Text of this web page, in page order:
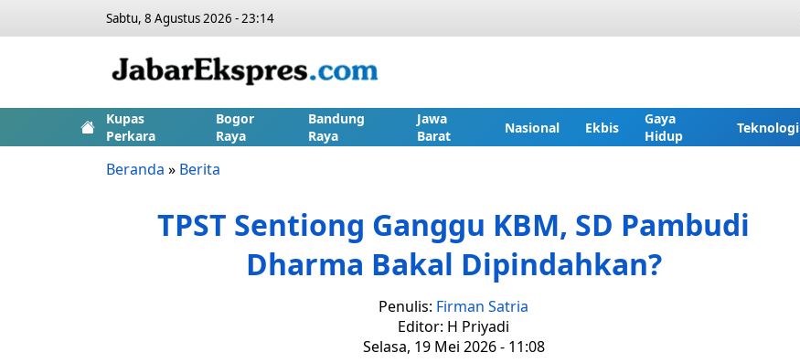
Sabtu, 8 Agustus 2026 - 23:14
Kupas
Perkara
Bogor
Raya
Bandung
Raya
Jawa
Barat
Nasional Ekbis
Gaya
Hidup
Teknologi
Beranda » Berita
TPST Sentiong Ganggu KBM, SD Pambudi
Dharma Bakal Dipindahkan?
Penulis: Firman Satria
Editor: H Priyadi
Selasa, 19 Mei 2026 - 11:08